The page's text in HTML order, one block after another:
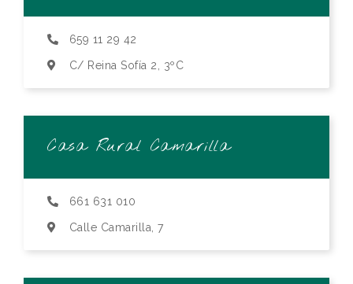
659 11 29 42
C/ Reina Sofía 2, 3ºC
Casa Rural Camarilla
661 631 010
Calle Camarilla, 7